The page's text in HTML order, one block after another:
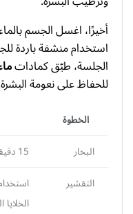
أخيرًا، اغسل الجسم
استخدام منشفة باردة
الجلسة، طبّق كمادات
للحفاظ على نعومة
الخطوة
البخار
15 دقيقة لفتح المسام وتنظيف البشرة.
التقشير
الخلايا